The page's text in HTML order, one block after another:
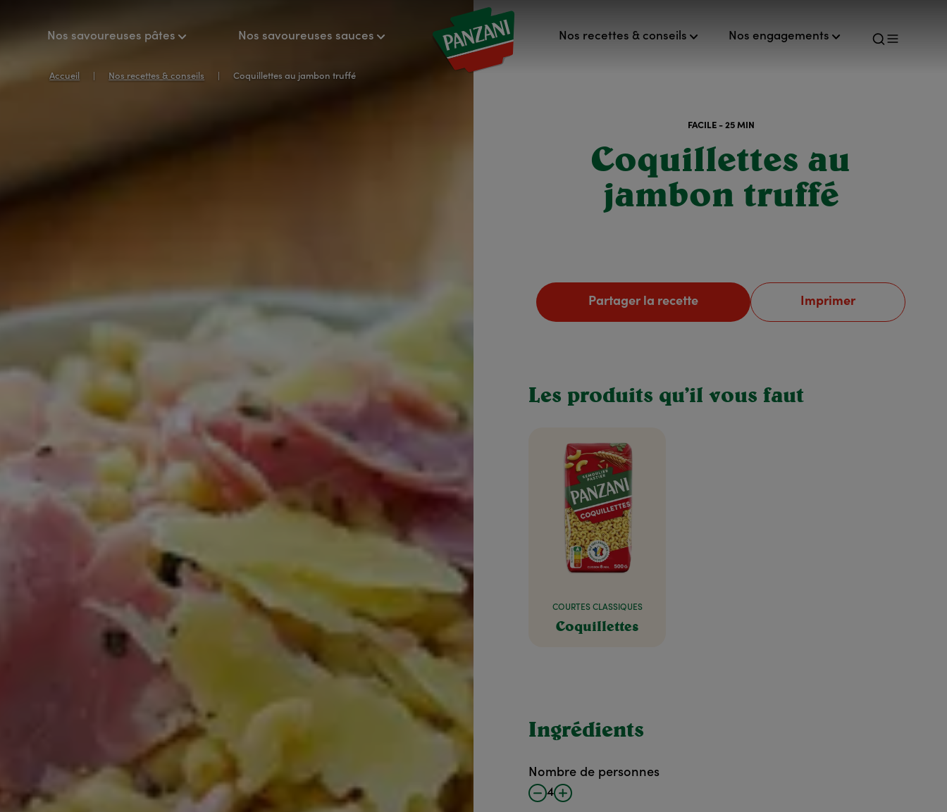
Nos savoureuses pâtes Nos savoureuses sauces Nos recettes & conseils Nos engagements
Accueil Nos recettes & conseils Coquillettes au jambon truffé
FACILE - 25 MIN
Coquillettes au
jambon truffé
Partager la recette Imprimer
Les produits qu’il vous faut
COURTES CLASSIQUES
Coquillettes
Ingrédients
Nombre de personnes
4